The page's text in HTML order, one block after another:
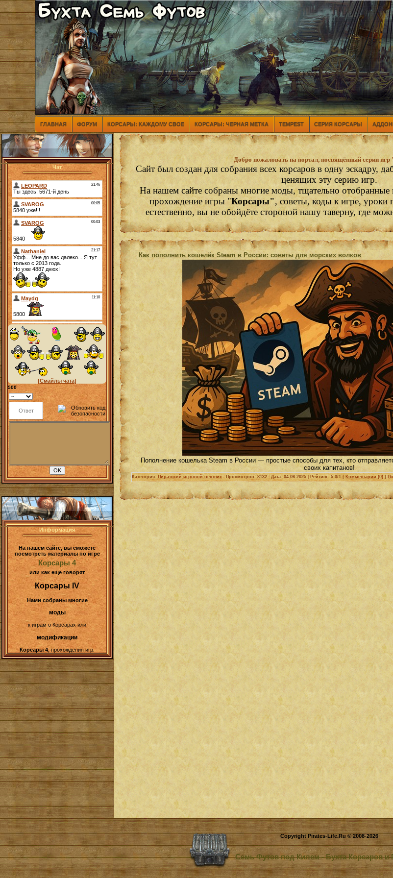
ГЛАВНАЯ ФОРУМ КОРСАРЫ: КАЖДОМУ СВОЕ КОРСАРЫ: ЧЕРНАЯ МЕТКА TEMPEST СЕРИЯ КОРСАРЫ
Чат
[Смайлы чата]
500
Информация
На нашем сайте, вы сможете
посмотреть материалы по игре
Корсары 4
или как еще говорят
Корсары IV
Нами собраны многие
моды
к играм о Корсарах или
модификации
Корсары 4, прохождения игр.
Добро пожаловать на портал, посвящённый серии
Сайт был создан для собрания всех корсаров в одну эскадру,
ценящих эту серию игр.
На нашем сайте собраны многие моды, тщательно отобранные
прохождение игры "Корсары", советы, коды к игре,
естественно, вы не обойдёте стороной нашу таверну, где
Как пополнить кошелёк Steam в России: советы для морских волков
Пополнение кошелька Steam в России — простые способы для тех, кто
своих капитанов!
Категория: Пиратский игровой вестник| Просмотров: 8132 | Дата:04.06.2025| Рейтинг: 5.0/1 | Комментарии (0)|
Copyright Pirates-Life.Ru © 2008-2026
Семь Футов под Килем - Бухта Корсаров и